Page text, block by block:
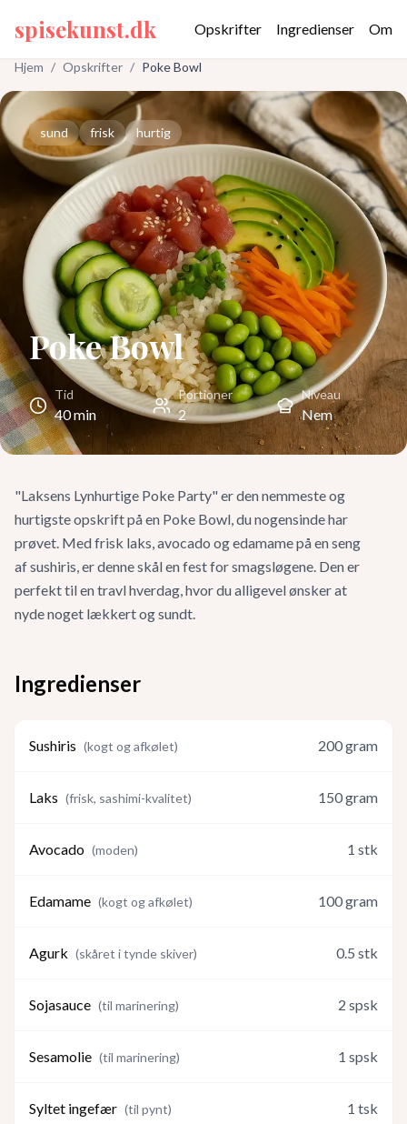
spisekunst.dk Opskrifter Ingredienser Om
Hjem / Opskrifter / Poke Bowl
sund frisk hurtig
Poke Bowl
Tid
40min
Portioner
2
Niveau
Nem
"Laksens Lynhurtige Poke Party" er den nemmeste og
hurtigste opskrift på en Poke Bowl, du nogensinde har
prøvet. Med frisk laks, avocado og edamame på en seng
af sushiris, er denne skål en fest for smagsløgene. Den er
perfekt til en travl hverdag, hvor du alligevel ønsker at
nyde noget lækkert og sundt.
Ingredienser
Sushiris (kogt og afkølet) 200gram
Laks (frisk, sashimi-kvalitet) 150gram
Avocado (moden) 1 stk
Edamame (kogt og afkølet) 100gram
Agurk (skåret i tynde skiver) 0.5 stk
Sojasauce (til marinering) 2 spsk
Sesamolie (til marinering) 1 spsk
Syltet ingefær (til pynt) 1 tsk